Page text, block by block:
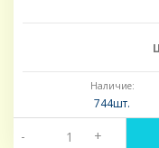
Наличие:
744шт.
- +